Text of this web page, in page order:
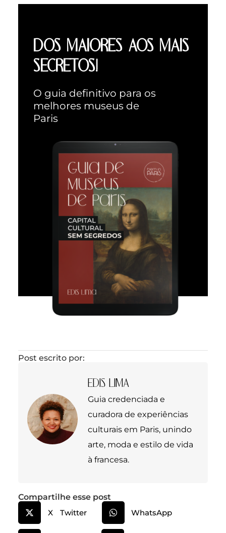
DOS MAIORES AOS MAIS
SECRETOS!
O guia definitivo para os
melhores museus de
Paris
Post escrito por:
EDIS LIMA
Guia credenciada e
curadora de experiências
culturais em Paris, unindo
arte, moda e estilo de vida
à francesa.
Compartilhe esse post
X Twitter
WhatsApp